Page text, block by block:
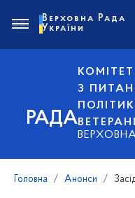
РАДА
КОМІТЕТ
З
Верховна Рада
України
Головна Анонси